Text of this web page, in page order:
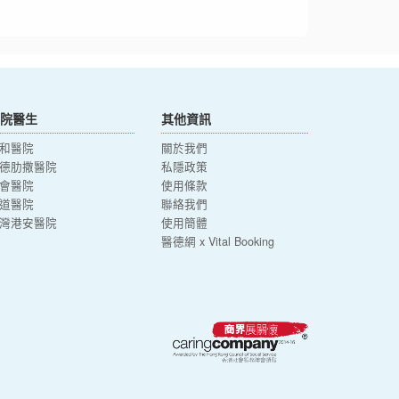
醫生
醫院
肋撒醫院
醫院
醫院
港安醫院
其他資訊
關於我們
私隱政策
使用條款
聯絡我們
使用簡體
醫德網 x Vital Booking